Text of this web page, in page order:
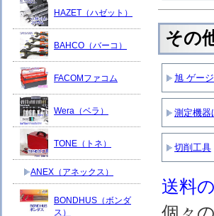
その
旭 ゲー
測定機器
切削工具
送料
HAZET（ハゼット）
BAHCO（バーコ）
FACOMファコム
Wera（ベラ）
TONE（トネ）
ANEX（アネックス）
BONDHUS（ボンダ
ス）